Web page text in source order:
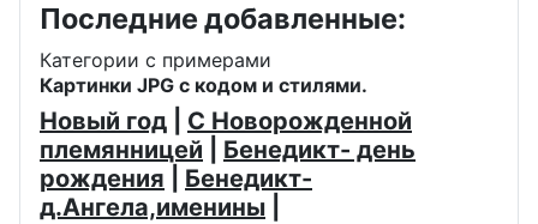
Последние добавленные:
Категории с примерами
Картинки JPG с кодом и стилями.
Новый год
С Новорожденной
племянницей
Бенедикт- день
рождения
Бенедикт-
д.Ангела,именины